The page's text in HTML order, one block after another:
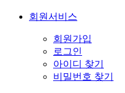
회원서비스
회원가입
로그인
아이디 찾기
비밀번호 찾기